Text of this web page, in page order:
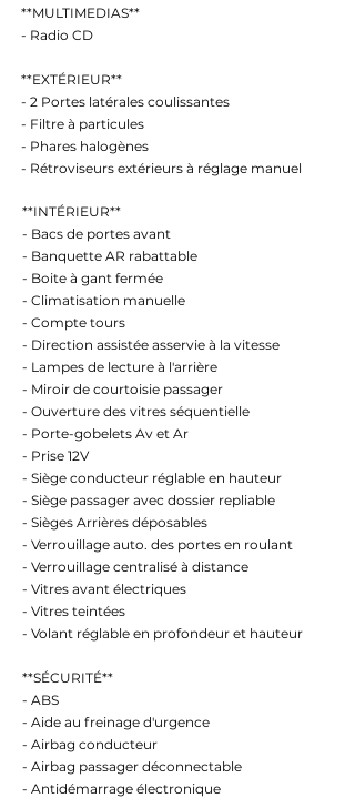
**MULTIMEDIAS**
- Radio CD
**EXTÉRIEUR**
- 2 Portes latérales coulissantes
- Filtre à particules
- Phares halogènes
- Rétroviseurs extérieurs à réglage manuel
**INTÉRIEUR**
- Bacs de portes avant
- Banquette AR rabattable
- Boite à gant fermée
- Climatisation manuelle
- Compte tours
- Direction assistée asservie à la vitesse
- Lampes de lecture à l'arrière
- Miroir de courtoisie passager
- Ouverture des vitres séquentielle
- Porte-gobelets Av et Ar
- Prise 12V
- Siège conducteur réglable en hauteur
- Siège passager avec dossier repliable
- Sièges Arrières déposables
- Verrouillage auto. des portes en roulant
- Verrouillage centralisé à distance
- Vitres avant électriques
- Vitres teintées
- Volant réglable en profondeur et hauteur
**SÉCURITÉ**
- ABS
- Aide au freinage d'urgence
- Airbag conducteur
- Airbag passager déconnectable
- Antidémarrage électronique